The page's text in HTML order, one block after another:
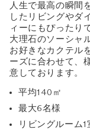
人生で最高の瞬間
したリビングやダ
ィーにもぴったり
大理石のソーシャ
お好きなカクテル
ーズに合わせて、
意しております。
平均140㎡
最大6名様
リビングルーム